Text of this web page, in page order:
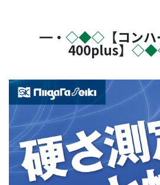
━・ ◇◆◇ 【コン
400plus】